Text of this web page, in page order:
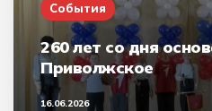
События
260 лет со дня
Приволжское
16.06.2026